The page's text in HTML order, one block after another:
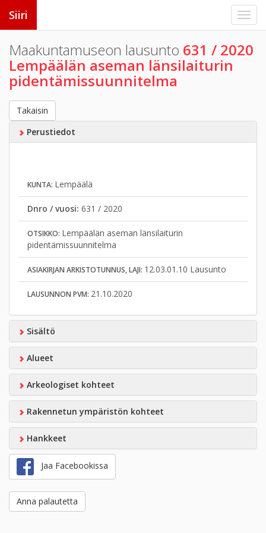
Siiri
Maakuntamuseon lausunto 631 / 2020
Lempäälän aseman länsilaiturin
pidentämissuunnitelma
Takaisin
Perustiedot
KUNTA: Lempäälä
Dnro / vuosi: 631 / 2020
OTSIKKO: Lempäälän aseman länsilaiturin
pidentämissuunnitelma
ASIAKIRJAN ARKISTOTUNNUS, LAJI: 12.03.01.10 Lausunto
LAUSUNNON PVM: 21.10.2020
Sisältö
Alueet
Arkeologiset kohteet
Rakennetun ympäristön kohteet
Hankkeet
Jaa Facebookissa
Anna palautetta